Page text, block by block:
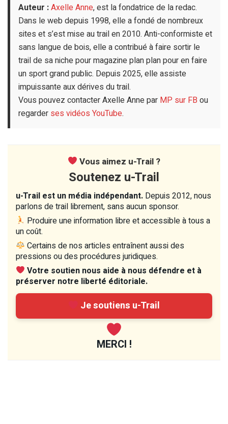
Auteur :Axelle Anne, est la fondatrice de la redac.
Dans le web depuis 1998, elle a fondé de nombreux
sites et s’est mise au trail en 2010. Anti-conformiste et
sans langue de bois, elle a contribué à faire sortir le
trail de sa niche pour magazine plan plan pour en faire
un sport grand public. Depuis 2025, elle assiste
impuissante aux dérives du trail.
Vous pouvez contacter Axelle Anne par MP sur FB ou
regarder ses vidéos YouTube.
Vous aimez u-Trail ?
Soutenez u-Trail
u-Trail est un média indépendant. Depuis 2012, nous
parlons de trail librement, sans aucun sponsor.
Produire une information libre et accessible à tous a
un coût.
Certains de nos articles entraînent aussi des
pressions ou des procédures juridiques.
Votre soutien nous aide à nous défendre et à
préserver notre liberté éditoriale.
Je soutiens u-Trail
MERCI !